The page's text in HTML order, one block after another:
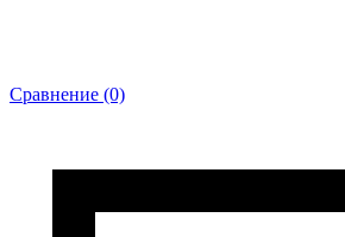
Сравнение (0)